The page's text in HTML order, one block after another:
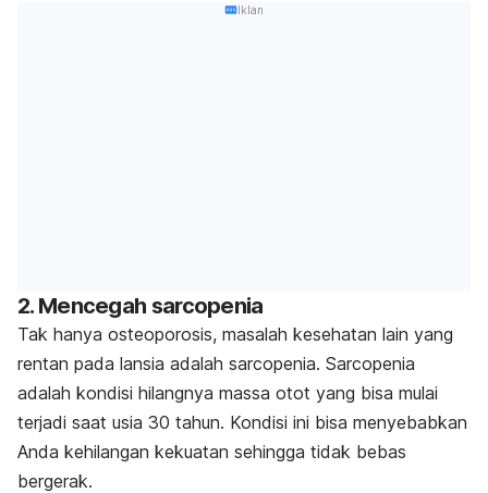
Iklan
2. Mencegah sarcopenia
Tak hanya osteoporosis, masalah kesehatan lain yang
rentan pada lansia adalah sarcopenia. Sarcopenia
adalah kondisi hilangnya massa otot yang bisa mulai
terjadi saat usia 30 tahun. Kondisi ini bisa menyebabkan
Anda kehilangan kekuatan sehingga tidak bebas
bergerak.